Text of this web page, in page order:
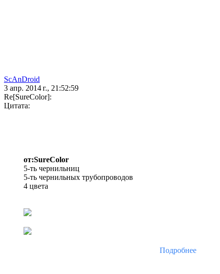
ScAnDroid
3 апр. 2014 г., 21:52:59
Re[SureColor]:
Цитата:
от:SureColor
5-ть чернильниц
5-ть чернильных трубопроводов
4 цвета
Подробнее